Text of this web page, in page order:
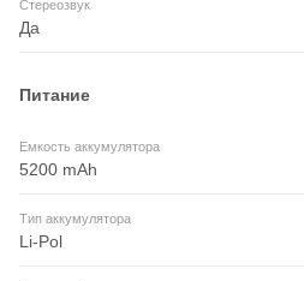
Стереозвук
Да
Питание
Емкость аккумулятора
5200 mAh
Тип аккумулятора
Li-Pol